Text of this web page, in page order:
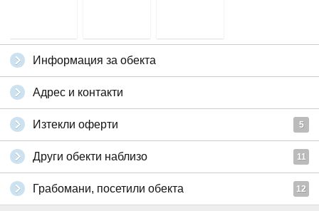
Информация за обекта
Адрес и контакти
Изтекли оферти 5
Други обекти наблизо 11
Грабомани, посетили обекта 12